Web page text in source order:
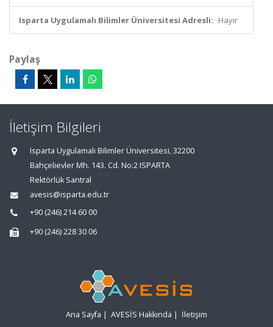
Isparta Uygulamalı Bilimler Üniversitesi Adresli: Hayır
Paylaş
İletişim Bilgileri
Isparta Uygulamalı Bilimler Üniversitesi, 32200
Bahçelievler Mh. 143. Cd. No:2 ISPARTA
Rektörlük Santral
avesis@isparta.edu.tr
+90 (246) 214 60 00
+90 (246) 228 30 06
Ana Sayfa | AVESİS Hakkında | İletişim